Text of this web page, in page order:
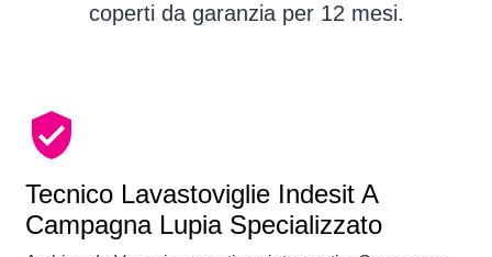
coperti da garanzia per 12 mesi.
Tecnico Lavastoviglie Indesit A
Campagna Lupia Specializzato